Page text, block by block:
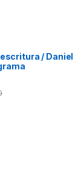
/ Daniel